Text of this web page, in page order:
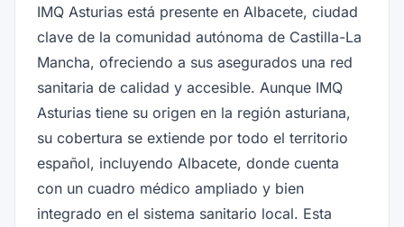
IMQ Asturias está presente en Albacete, ciudad
clave de la comunidad autónoma de Castilla-La
Mancha, ofreciendo a sus asegurados una red
sanitaria de calidad y accesible. Aunque IMQ
Asturias tiene su origen en la región asturiana,
su cobertura se extiende por todo el territorio
español, incluyendo Albacete, donde cuenta
con un cuadro médico ampliado y bien
integrado en el sistema sanitario local. Esta